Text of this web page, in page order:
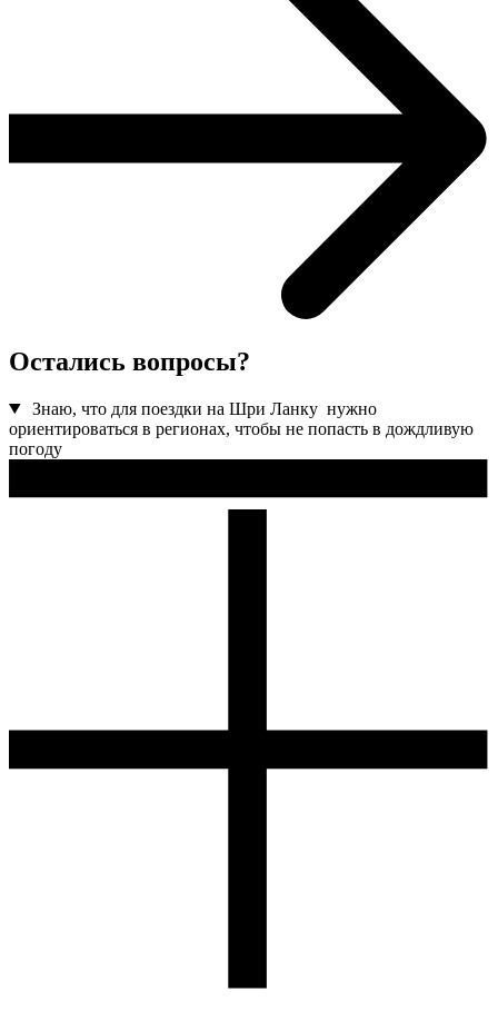
Остались вопросы?
Знаю, что для поездки на Шри Ланку нужно
ориентироваться в регионах, чтобы не попасть в дождливую
погоду